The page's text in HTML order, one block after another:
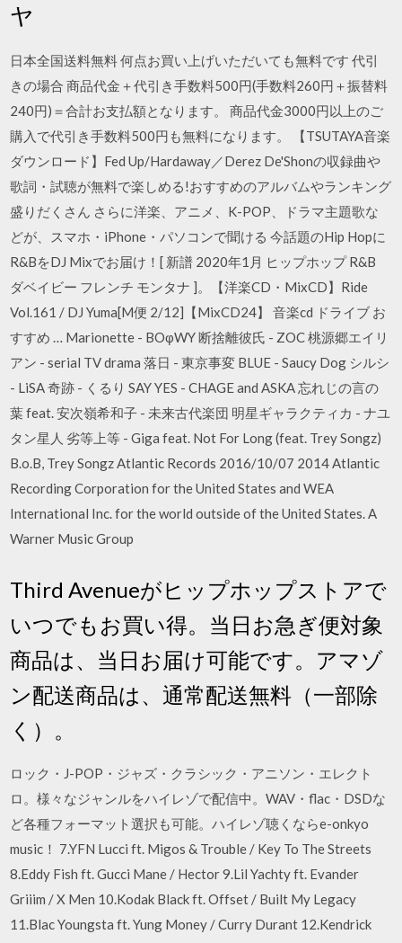
ヤ
日本全国送料無料 何点お買い上げいただいても無料です 代引
きの場合 商品代金＋代引き手数料500円(手数料260円＋振替料
240円)＝合計お支払額となります。 商品代金3000円以上のご
購入で代引き手数料500円も無料になります。 【TSUTAYA音楽
ダウンロード】Fed Up/Hardaway／Derez De'Shonの収録曲や
歌詞・試聴が無料で楽しめる!おすすめのアルバムやランキング
盛りだくさん さらに洋楽、アニメ、K-POP、ドラマ主題歌な
どが、スマホ・iPhone・パソコンで聞ける 今話題のHip Hopに
R&BをDJ Mixでお届け！[ 新譜 2020年1月 ヒップホップ R&B
ダベイビー フレンチ モンタナ ]。【洋楽CD・MixCD】Ride
Vol.161 / DJ Yuma[M便 2/12]【MixCD24】 音楽cd ドライブ お
すすめ … Marionette - BOφWY 断捨離彼氏 - ZOC 桃源郷エイリ
アン - serial TV drama 落日 - 東京事変 BLUE - Saucy Dog シルシ
- LiSA 奇跡 - くるり SAY YES - CHAGE and ASKA 忘れじの言の
葉 feat. 安次嶺希和子 - 未来古代楽団 明星ギャラクティカ - ナユ
タン星人 劣等上等 - Giga feat. Not For Long (feat. Trey Songz)
B.o.B, Trey Songz Atlantic Records 2016/10/07 2014 Atlantic
Recording Corporation for the United States and WEA
International Inc. for the world outside of the United States. A
Warner Music Group
Third Avenueがヒップホップストアで
いつでもお買い得。当日お急ぎ便対象
商品は、当日お届け可能です。アマゾ
ン配送商品は、通常配送無料（一部除
く）。
ロック・J-POP・ジャズ・クラシック・アニソン・エレクト
ロ。様々なジャンルをハイレゾで配信中。WAV・flac・DSDな
ど各種フォーマット選択も可能。ハイレゾ聴くならe-onkyo
music！ 7.YFN Lucci ft. Migos & Trouble / Key To The Streets
8.Eddy Fish ft. Gucci Mane / Hector 9.Lil Yachty ft. Evander
Griiim / X Men 10.Kodak Black ft. Offset / Built My Legacy
11.Blac Youngsta ft. Yung Money / Curry Durant 12.Kendrick